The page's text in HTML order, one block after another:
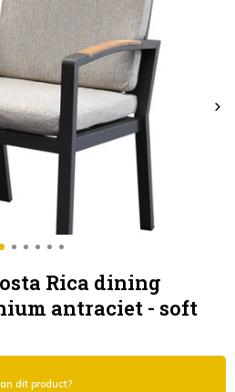
Rica dining
antraciet - soft
dit product?